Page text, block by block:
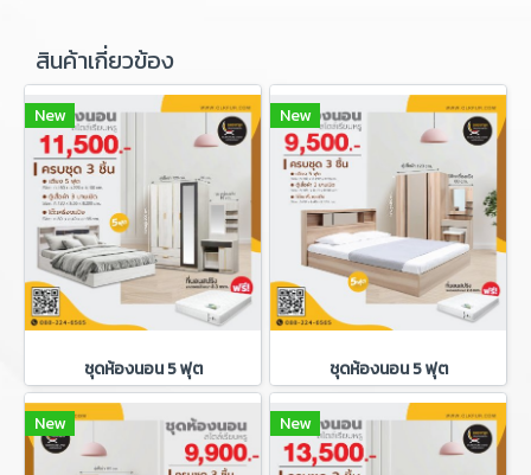
สินค้าเกี่ยวข้อง
New
ชุดห้องนอน 5 ฟุต
New
ชุดห้องนอน 5 ฟุต
New New